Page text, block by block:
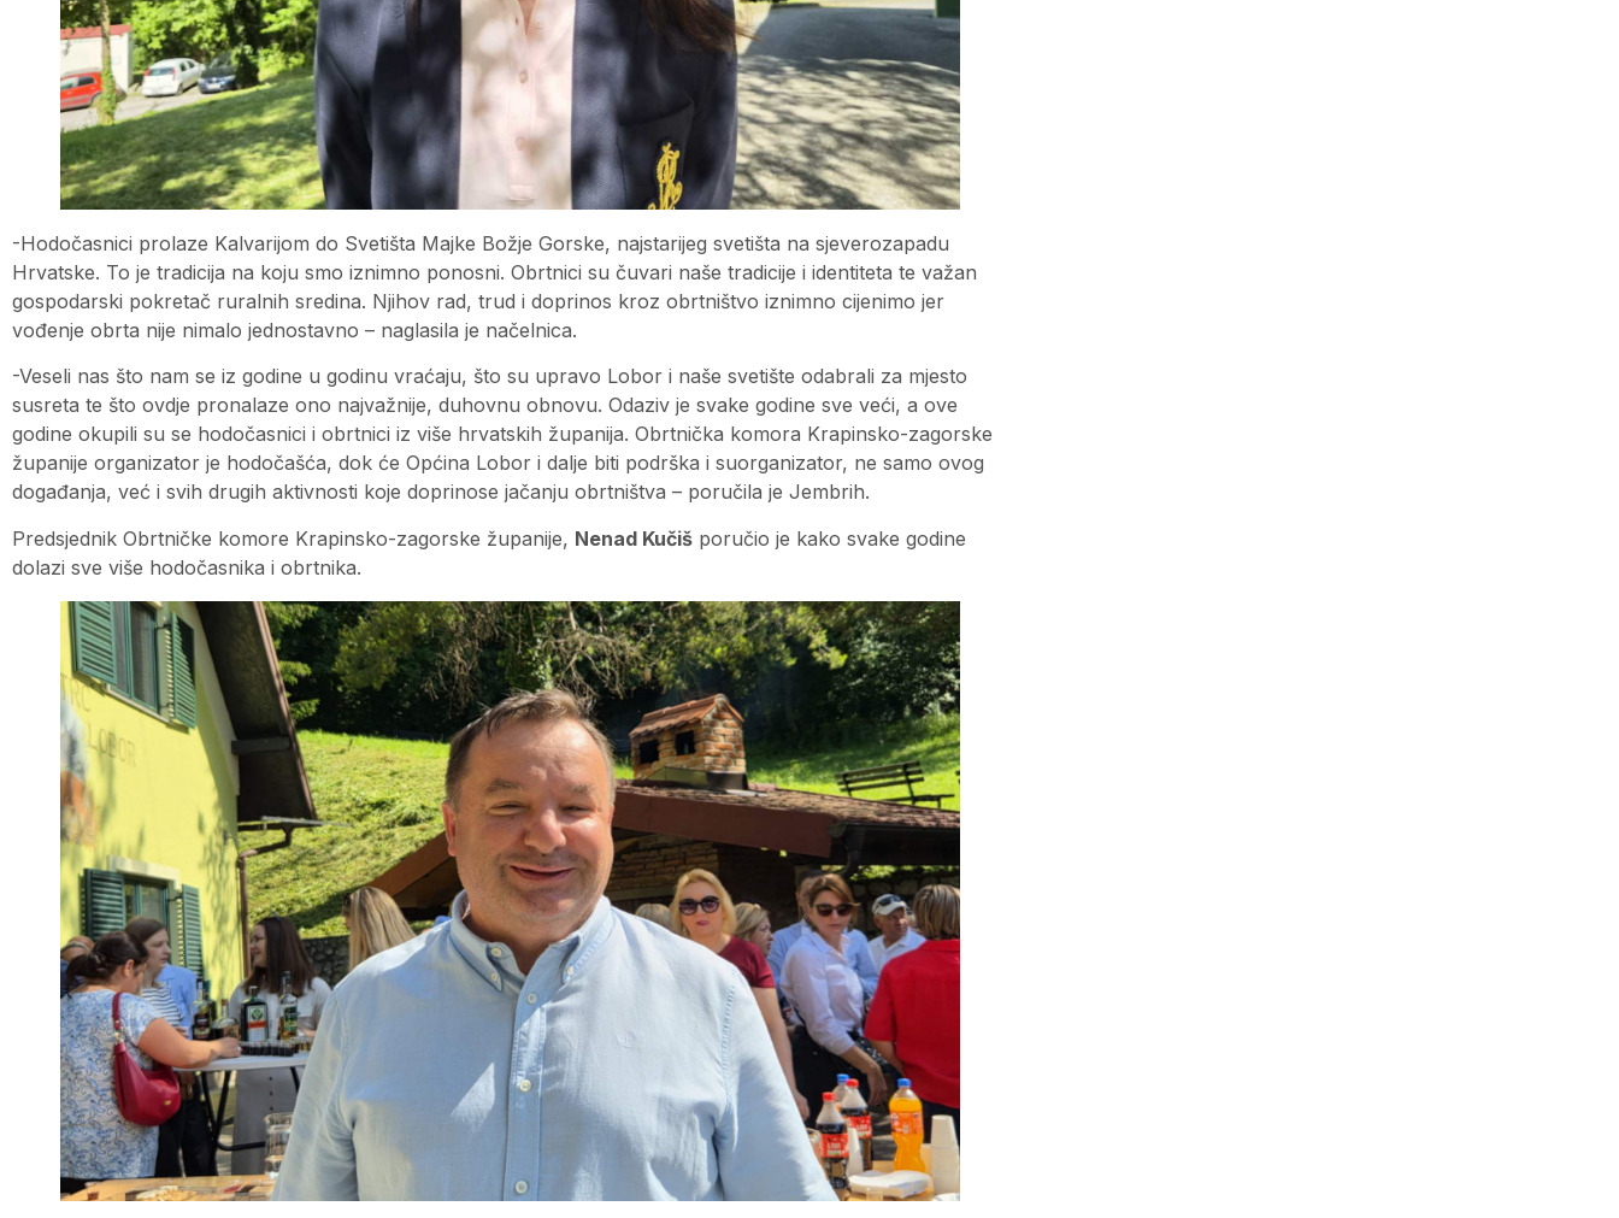
-Hodočasnici prolaze Kalvarijom do Svetišta Majke Božje Gorske, najstarijeg svetišta na sjeverozapadu
Hrvatske. To je tradicija na koju smo iznimno ponosni. Obrtnici su čuvari naše tradicije i identiteta te važan
gospodarski pokretač ruralnih sredina. Njihov rad, trud i doprinos kroz obrtništvo iznimno cijenimo jer
vođenje obrta nije nimalo jednostavno – naglasila je načelnica.
-Veseli nas što nam se iz godine u godinu vraćaju, što su upravo Lobor i naše svetište odabrali za mjesto
susreta te što ovdje pronalaze ono najvažnije, duhovnu obnovu. Odaziv je svake godine sve veći, a ove
godine okupili su se hodočasnici i obrtnici iz više hrvatskih županija. Obrtnička komora Krapinsko-zagorske
županije organizator je hodočašća, dok će Općina Lobor i dalje biti podrška i suorganizator, ne samo ovog
događanja, već i svih drugih aktivnosti koje doprinose jačanju obrtništva – poručila je Jembrih.
Predsjednik Obrtničke komore Krapinsko-zagorske županije, Nenad Kučiš poručio je kako svake godine
dolazi sve više hodočasnika i obrtnika.